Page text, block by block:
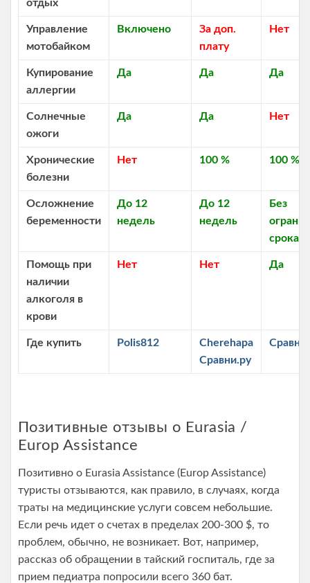
отдых
Управление
мотобайком
Включено
За доп.
плату
Нет
Купирование
аллергии
Да Да Да
Солнечные
ожоги
Да Да Нет
Хронические
болезни
Нет 100 % 100 %
Осложнение
беременности
До 12
недель
До 12
недель
Без
срока
Помощь при
наличии
алкоголя в
крови
Нет Нет Да
Где купить Polis812
Cherehapa
Сравни.ру
Позитивные отзывы о Eurasia /
Europ Assistance
Позитивно о Eurasia Assistance (Europ Assistance)
туристы отзываются, как правило, в случаях, когда
траты на медицинские услуги совсем небольшие.
Если речь идет о счетах в пределах 200-300 $, то
проблем, обычно, не возникает. Вот, например,
рассказ об обращении в тайский госпиталь, где за
прием педиатра попросили всего 360 бат.